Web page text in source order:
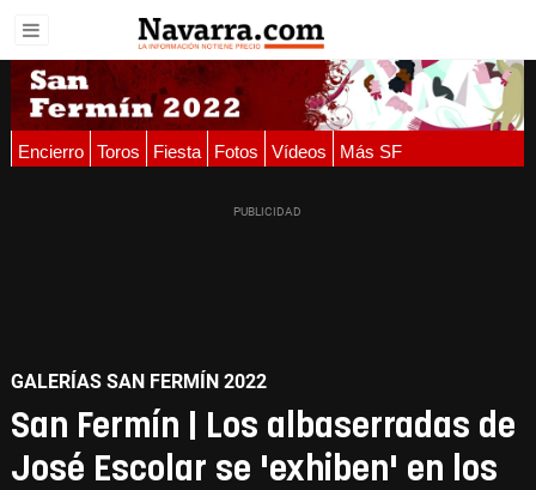
Encierro Toros Fiesta Fotos Vídeos Más SF
GALERÍAS SAN FERMÍN 2022
San Fermín | Los albaserradas de
José Escolar se 'exhiben' en los